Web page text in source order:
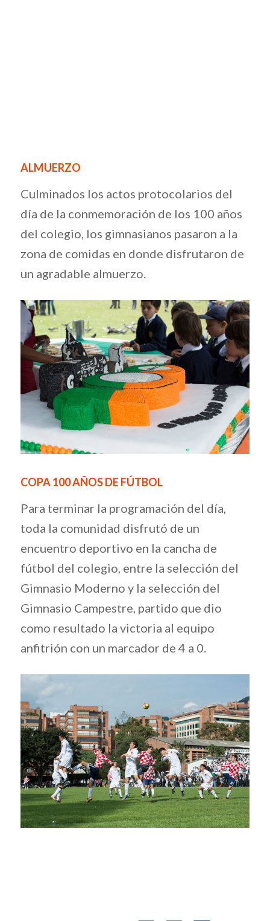
ALMUERZO
Culminados los actos protocolarios del
día de la conmemoración de los 100 años
del colegio, los gimnasianos pasaron a la
zona de comidas en donde disfrutaron de
un agradable almuerzo.
COPA 100 AÑOS DE FÚTBOL
Para terminar la programación del día,
toda la comunidad disfrutó de un
encuentro deportivo en la cancha de
fútbol del colegio, entre la selección del
Gimnasio Moderno y la selección del
Gimnasio Campestre, partido que dio
como resultado la victoria al equipo
anfitrión con un marcador de 4 a 0.